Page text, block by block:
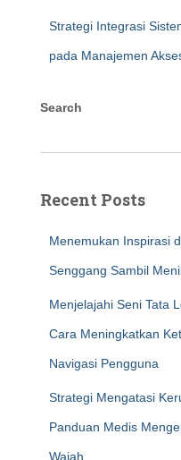
Strategi Integrasi
pada Manajemen
Search
Recent Posts
Menemukan Inspirasi
Senggang Sambil
Menjelajahi Seni Tata
Cara Meningkatkan
Navigasi Pengguna
Strategi Mengatasi
Panduan Medis
Wajah